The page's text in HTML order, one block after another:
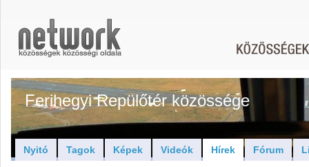
Ferihegyi Repülőtér közössége
Nyitó Tagok Képek Videók Hírek Fórum